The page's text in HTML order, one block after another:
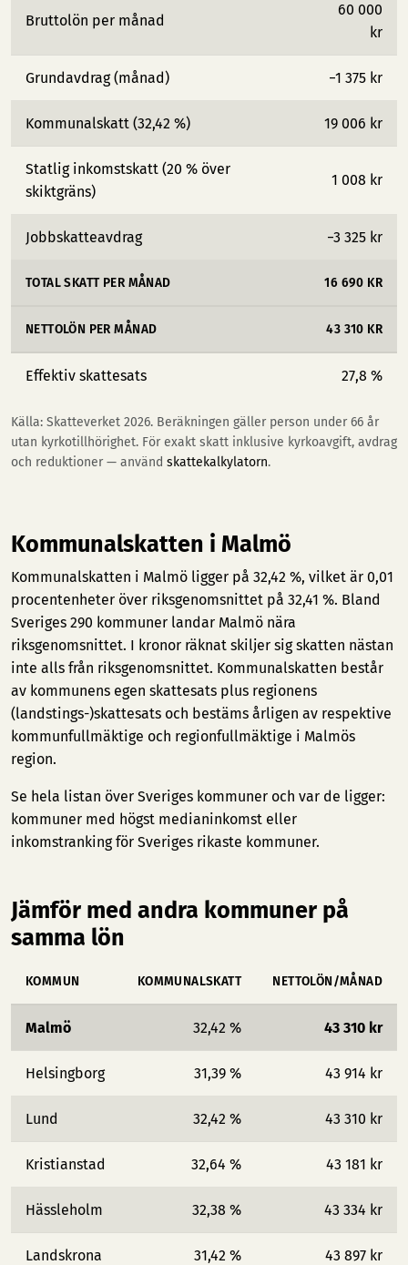
Bruttolön per månad
60 000
kr
Grundavdrag (månad) −1 375 kr
Kommunalskatt (32,42 %) 19 006 kr
Statlig inkomstskatt (20 % över
skiktgräns)
1 008 kr
Jobbskatteavdrag −3 325 kr
TOTAL SKATT PER MÅNAD 16 690 KR
NETTOLÖN PER MÅNAD 43 310 KR
Effektiv skattesats 27,8 %
Källa: Skatteverket 2026. Beräkningen gäller person under 66 år
utan kyrkotillhörighet. För exakt skatt inklusive kyrkoavgift, avdrag
och reduktioner — använd skattekalkylatorn.
Kommunalskatten i Malmö
Kommunalskatten i Malmö ligger på 32,42 %, vilket är 0,01
procentenheter över riksgenomsnittet på 32,41 %. Bland
Sveriges 290 kommuner landar Malmö nära
riksgenomsnittet. I kronor räknat skiljer sig skatten nästan
inte alls från riksgenomsnittet. Kommunalskatten består
av kommunens egen skattesats plus regionens
(landstings-)skattesats och bestäms årligen av respektive
kommunfullmäktige och regionfullmäktige i Malmös
region.
Se hela listan över Sveriges kommuner och var de ligger:
kommuner med högst medianinkomst eller
inkomstranking för Sveriges rikaste kommuner.
Jämför med andra kommuner på
samma lön
KOMMUN KOMMUNALSKATT NETTOLÖN/MÅNAD
Malmö 32,42 % 43 310 kr
Helsingborg 31,39 % 43 914 kr
Lund 32,42 % 43 310 kr
Kristianstad 32,64 % 43 181 kr
Hässleholm 32,38 % 43 334 kr
Landskrona 31,42 % 43 897 kr